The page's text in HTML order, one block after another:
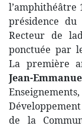
l’amphithéâtre
présidence du
Recteur de
ponctuée par
La première
Jean-
de la